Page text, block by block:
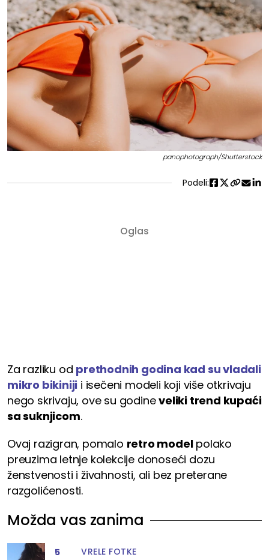
panophotograph/Shutterstock
Podeli:
Za razliku od prethodnih godina kad su vladali
mikro bikiniji i isečeni modeli koji više otkrivaju
nego skrivaju, ove su godineveliki trend kupaći
sa suknjicom.
Ovaj razigran, pomalo retro modelpolako
preuzima letnje kolekcije donoseći dozu
ženstvenosti i živahnosti, ali bez preterane
razgolićenosti.
Možda vas zanima
5 VRELE FOTKE